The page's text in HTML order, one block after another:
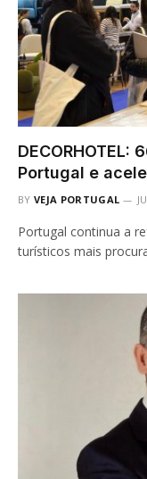
Portugal e
BY VEJA PORTUGAL
Portugal continua a
turísticos mais